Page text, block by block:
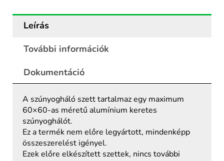
Leírás
További információk
Dokumentáció
A szúnyogháló szett tartalmaz egy maximum
60×60-as méretű alumínium keretes
szúnyoghálót.
Ez a termék nem előre legyártott, mindenképp
összeszerelést igényel.
Ezek előre elkészített szettek, nincs további